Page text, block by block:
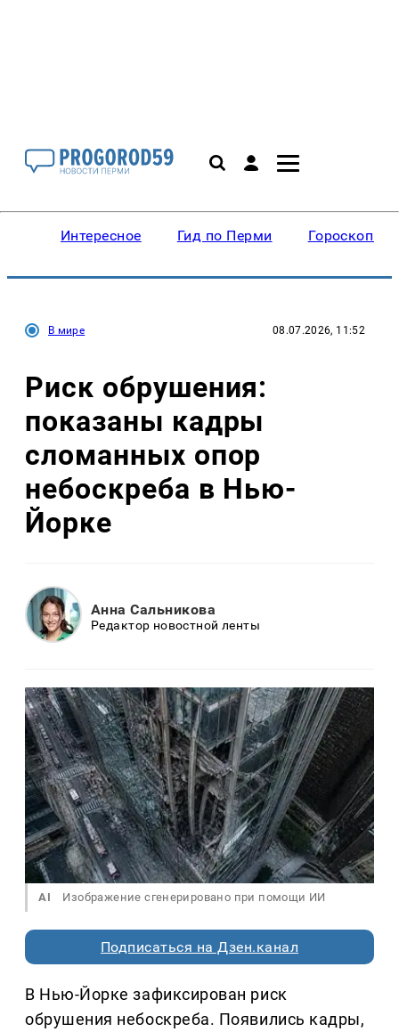
Интересное Гид по Перми Гороскопы
В мире 08.07.2026, 11:52
Риск обрушения:
показаны кадры
сломанных опор
небоскреба в Нью-
Йорке
Анна Сальникова
Редактор новостной ленты
AI Изображение сгенерировано при помощи ИИ
Подписаться на Дзен.канал
В Нью-Йорке зафиксирован риск
обрушения небоскреба. Появились кадры,